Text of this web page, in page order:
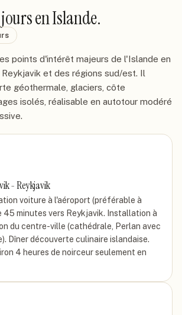
en Islande.
points d'intérêt majeurs de l'Islande en
et des régions sud/est. Il
géothermale, glaciers, côte
isolés, réalisable en autotour modéré
- Reykjavik
voiture à l'aéroport (préférable à
45 minutes vers Reykjavik. Installation à
du centre-ville (cathédrale, Perlan avec
Dîner découverte culinaire islandaise.
4 heures de noirceur seulement en